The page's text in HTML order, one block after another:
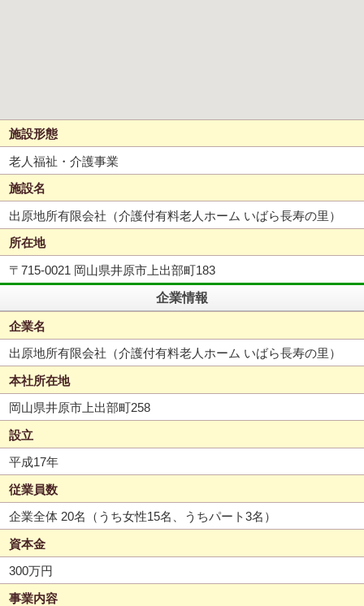
施設形態
老人福祉・介護事業
施設名
出原地所有限会社（介護付有料老人ホーム いばら長寿の里）
所在地
〒715-0021 岡山県井原市上出部町183
企業情報
企業名
出原地所有限会社（介護付有料老人ホーム いばら長寿の里）
本社所在地
岡山県井原市上出部町258
設立
平成17年
従業員数
企業全体 20名（うち女性15名、うちパート3名）
資本金
300万円
事業内容